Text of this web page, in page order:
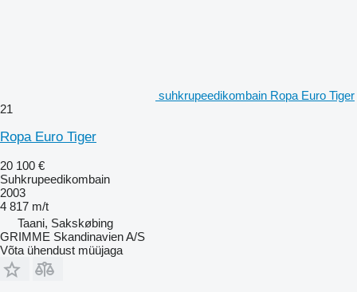
suhkrupeedikombain Ropa Euro Tiger
21
Ropa Euro Tiger
20 100 €
Suhkrupeedikombain
2003
4 817 m/t
Taani, Sakskøbing
GRIMME Skandinavien A/S
Võta ühendust müüjaga